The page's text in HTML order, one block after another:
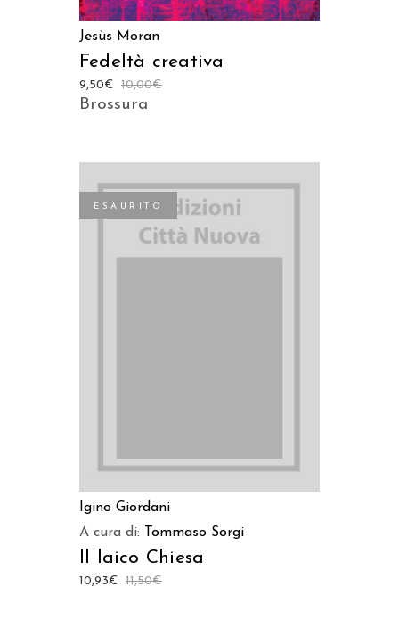
Jesùs Moran
Fedeltà creativa
10,00€
9,50€
Brossura
ESAURITO
Igino Giordani
A cura di:
Tommaso Sorgi
Il laico Chiesa
11,50€
10,93€